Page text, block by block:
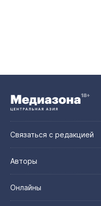
Связаться с редакцией
Авторы
Онлайны